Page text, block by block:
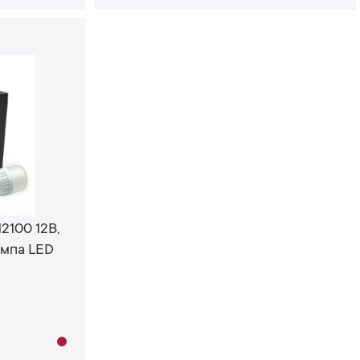
12В,
LED